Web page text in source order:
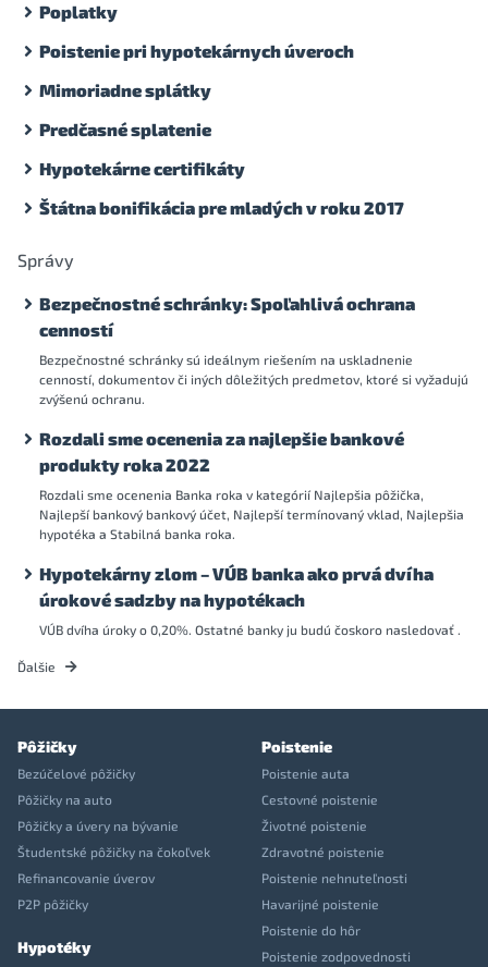
Poplatky
Poistenie pri hypotekárnych úveroch
Mimoriadne splátky
Predčasné splatenie
Hypotekárne certifikáty
Štátna bonifikácia pre mladých v roku 2017
Správy
Bezpečnostné schránky: Spoľahlivá ochrana
cenností
Bezpečnostné schránky sú ideálnym riešením na uskladnenie
cenností, dokumentov či iných dôležitých predmetov, ktoré si vyžadujú
zvýšenú ochranu.
Rozdali sme ocenenia za najlepšie bankové
produkty roka 2022
Rozdali sme ocenenia Banka roka v kategórií Najlepšia pôžička,
Najlepší bankový bankový účet, Najlepší termínovaný vklad, Najlepšia
hypotéka a Stabilná banka roka.
Hypotekárny zlom – VÚB banka ako prvá dvíha
úrokové sadzby na hypotékach
VÚB dvíha úroky o 0,20%. Ostatné banky ju budú čoskoro nasledovať .
Ďalšie
Pôžičky
Bezúčelové pôžičky
Pôžičky na auto
Pôžičky a úvery na bývanie
Študentské pôžičky na čokoľvek
Refinancovanie úverov
P2P pôžičky
Hypotéky
Poistenie
Poistenie auta
Cestovné poistenie
Životné poistenie
Zdravotné poistenie
Poistenie nehnuteľnosti
Havarijné poistenie
Poistenie do hôr
Poistenie zodpovednosti